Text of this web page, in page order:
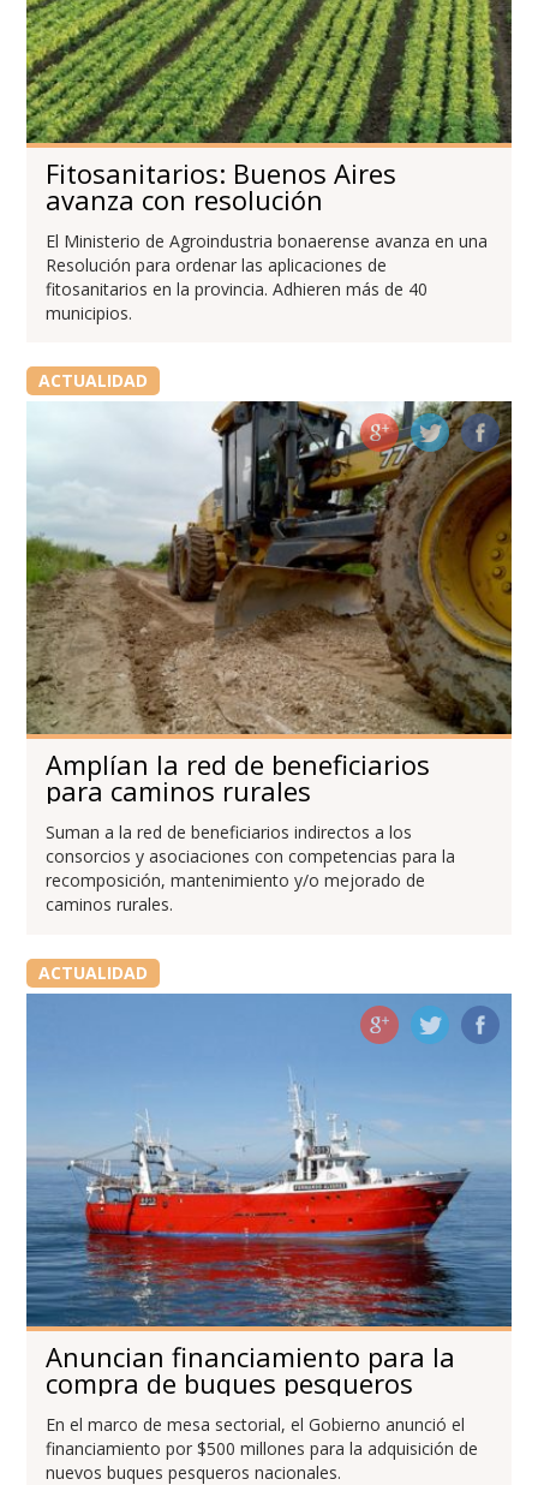
Fitosanitarios: Buenos Aires
avanza con resolución
El Ministerio de Agroindustria bonaerense avanza en una
Resolución para ordenar las aplicaciones de
fitosanitarios en la provincia. Adhieren más de 40
municipios.
ACTUALIDAD
Amplían la red de beneficiarios
para caminos rurales
Suman a la red de beneficiarios indirectos a los
consorcios y asociaciones con competencias para la
recomposición, mantenimiento y/o mejorado de
caminos rurales.
ACTUALIDAD
Anuncian financiamiento para la
compra de buques pesqueros
En el marco de mesa sectorial, el Gobierno anunció el
financiamiento por $500 millones para la adquisición de
nuevos buques pesqueros nacionales.